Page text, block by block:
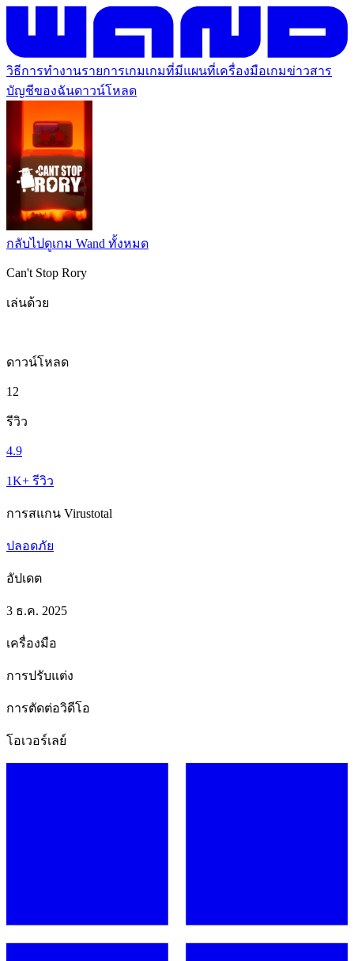
วิธีการทำงานรายการเกมเกมที่มีแผนที่เครื่องมือเกมข่าวสาร
บัญชีของฉันดาวน์โหลด
กลับไปดูเกม Wand ทั้งหมด
Can't Stop Rory
เล่นด้วย
ดาวน์โหลด
12
รีวิว
4.9
1K+ รีวิว
การสแกน Virustotal
ปลอดภัย
อัปเดต
3 ธ.ค. 2025
เครื่องมือ
การปรับแต่ง
การตัดต่อวิดีโอ
โอเวอร์เลย์